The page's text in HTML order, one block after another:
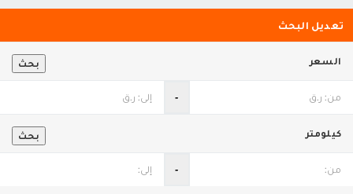
تعديل البحث
بحث السعر
‐
بحث كيلومتر
‐